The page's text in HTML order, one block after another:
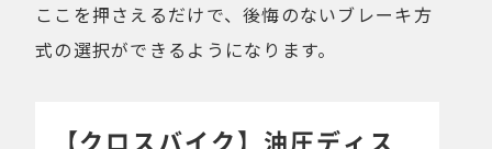
ここを押さえるだけで、後悔のないブレーキ方
式の選択ができるようになります。
【クロスバイク】油圧ディス